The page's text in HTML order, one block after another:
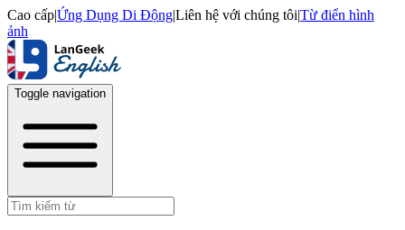
Cao cấp|Ứng Dụng Di Động|Liên hệ với chúng tôi|Từ điển hình
ảnh
Toggle navigation